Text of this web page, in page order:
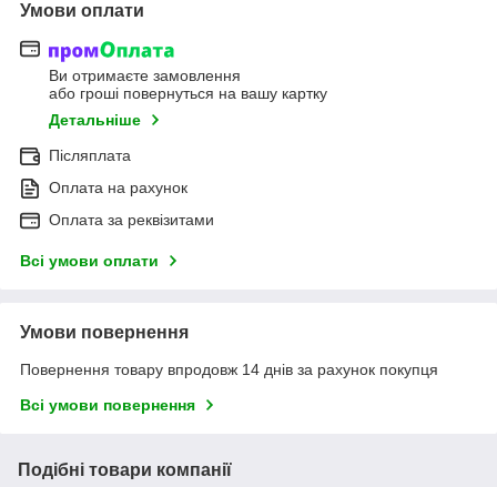
Умови оплати
Ви отримаєте замовлення
або гроші повернуться на вашу картку
Детальніше
Післяплата
Оплата на рахунок
Оплата за реквізитами
Всі умови оплати
Умови повернення
Повернення товару впродовж 14 днів за рахунок покупця
Всі умови повернення
Подібні товари компанії